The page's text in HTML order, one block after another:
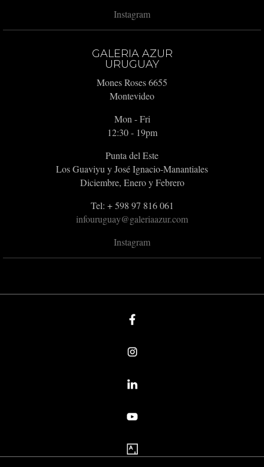
Instagram
GALERIA AZUR
URUGUAY
Mones Roses 6655
Montevideo
Mon - Fri
12:30 - 19pm
Punta del Este
Los Guaviyu y José Ignacio-Manantiales
Diciembre, Enero y Febrero
Tel: + 598 97 816 061
infouruguay@galeriaazur.com
Instagram